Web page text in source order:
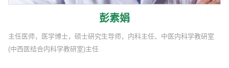
彭素娟
主任医师，医学博士，硕士研究生导师，内科主任、中医内科学教研室
(中西医结合内科学教研室)主任